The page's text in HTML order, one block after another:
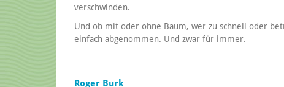
verschwinden.
Und ob mit oder ohne Baum, wer zu schnell oder
einfach abgenommen. Und zwar für immer.
Roger Burk